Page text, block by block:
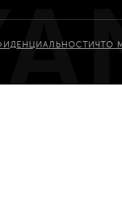
ЧТО